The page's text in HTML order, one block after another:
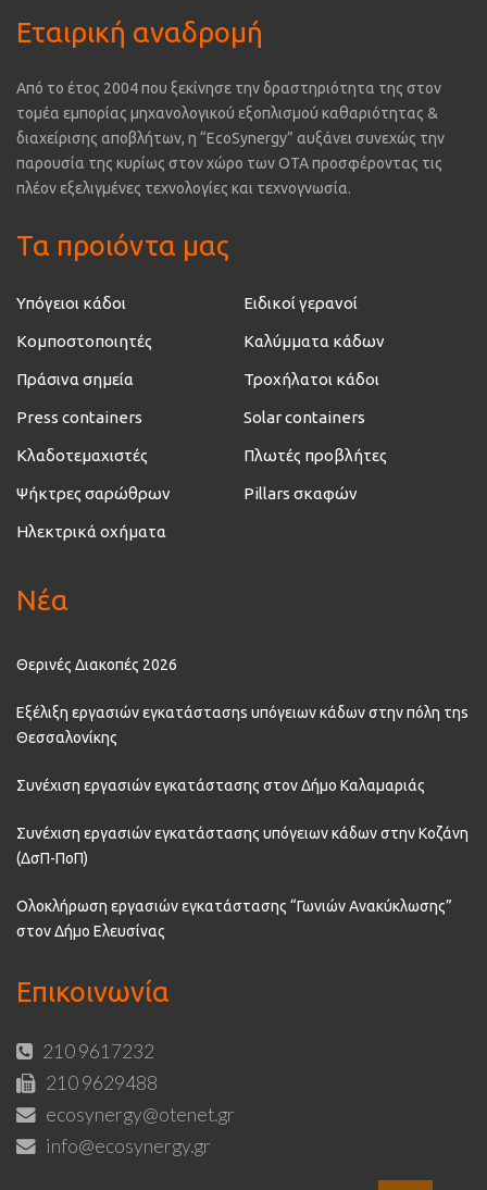
Εταιρική αναδρομή
Από το έτος 2004 που ξεκίνησε την δραστηριότητα της στον
τομέα εμπορίας μηχανολογικού εξοπλισμού καθαριότητας &
διαχείρισης αποβλήτων, η “EcoSynergy” αυξάνει συνεχώς την
παρουσία της κυρίως στον χώρο των ΟΤΑ προσφέροντας τις
πλέον εξελιγμένες τεχνολογίες και τεχνογνωσία.
Τα προιόντα μας
Υπόγειοι κάδοι Ειδικοί γερανοί
Κομποστοποιητές Καλύμματα κάδων
Πράσινα σημεία Τροχήλατοι κάδοι
Press containers Solar containers
Κλαδοτεμαχιστές Πλωτές προβλήτες
Ψήκτρες σαρώθρων Pillars σκαφών
Ηλεκτρικά οχήματα
Νέα
Θερινές Διακοπές 2026
Εξέλιξη εργασιών εγκατάστασηs υπόγειων κάδων στην πόλη τηs
Θεσσαλονίκης
Συνέχιση εργασιών εγκατάστασης στον Δήμο Καλαμαριάς
Συνέχιση εργασιών εγκατάστασης υπόγειων κάδων στην Κοζάνη
(ΔσΠ-ΠοΠ)
Ολοκλήρωση εργασιών εγκατάστασης “Γωνιών Ανακύκλωσης”
στον Δήμο Ελευσίνας
Επικοινωνία
210 9617232
210 9629488
ecosynergy@otenet.gr
info@ecosynergy.gr